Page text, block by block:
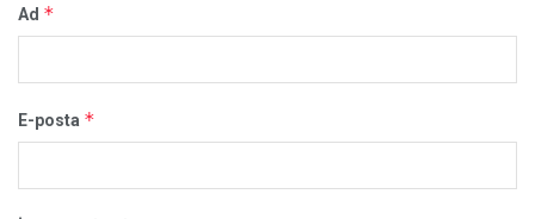
Ad *
E-posta *